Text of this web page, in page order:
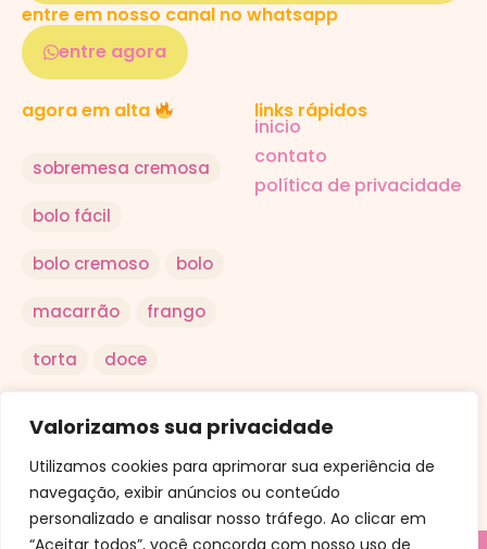
Valorizamos sua privacidade
Utilizamos cookies para aprimorar sua experiência de
navegação, exibir anúncios ou conteúdo
personalizado e analisar nosso tráfego. Ao clicar em
“Aceitar todos”, você concorda com nosso uso de
entre em nosso canal no whatsapp
entre agora
agora em alta
sobremesa cremosa
bolo fácil
bolo cremoso bolo
macarrão frango
torta doce
ovo
links rápidos
inicio
contato
política de privacidade